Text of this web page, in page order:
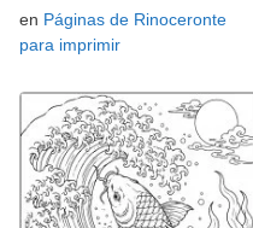
en Páginas de Rinoceronte
para imprimir